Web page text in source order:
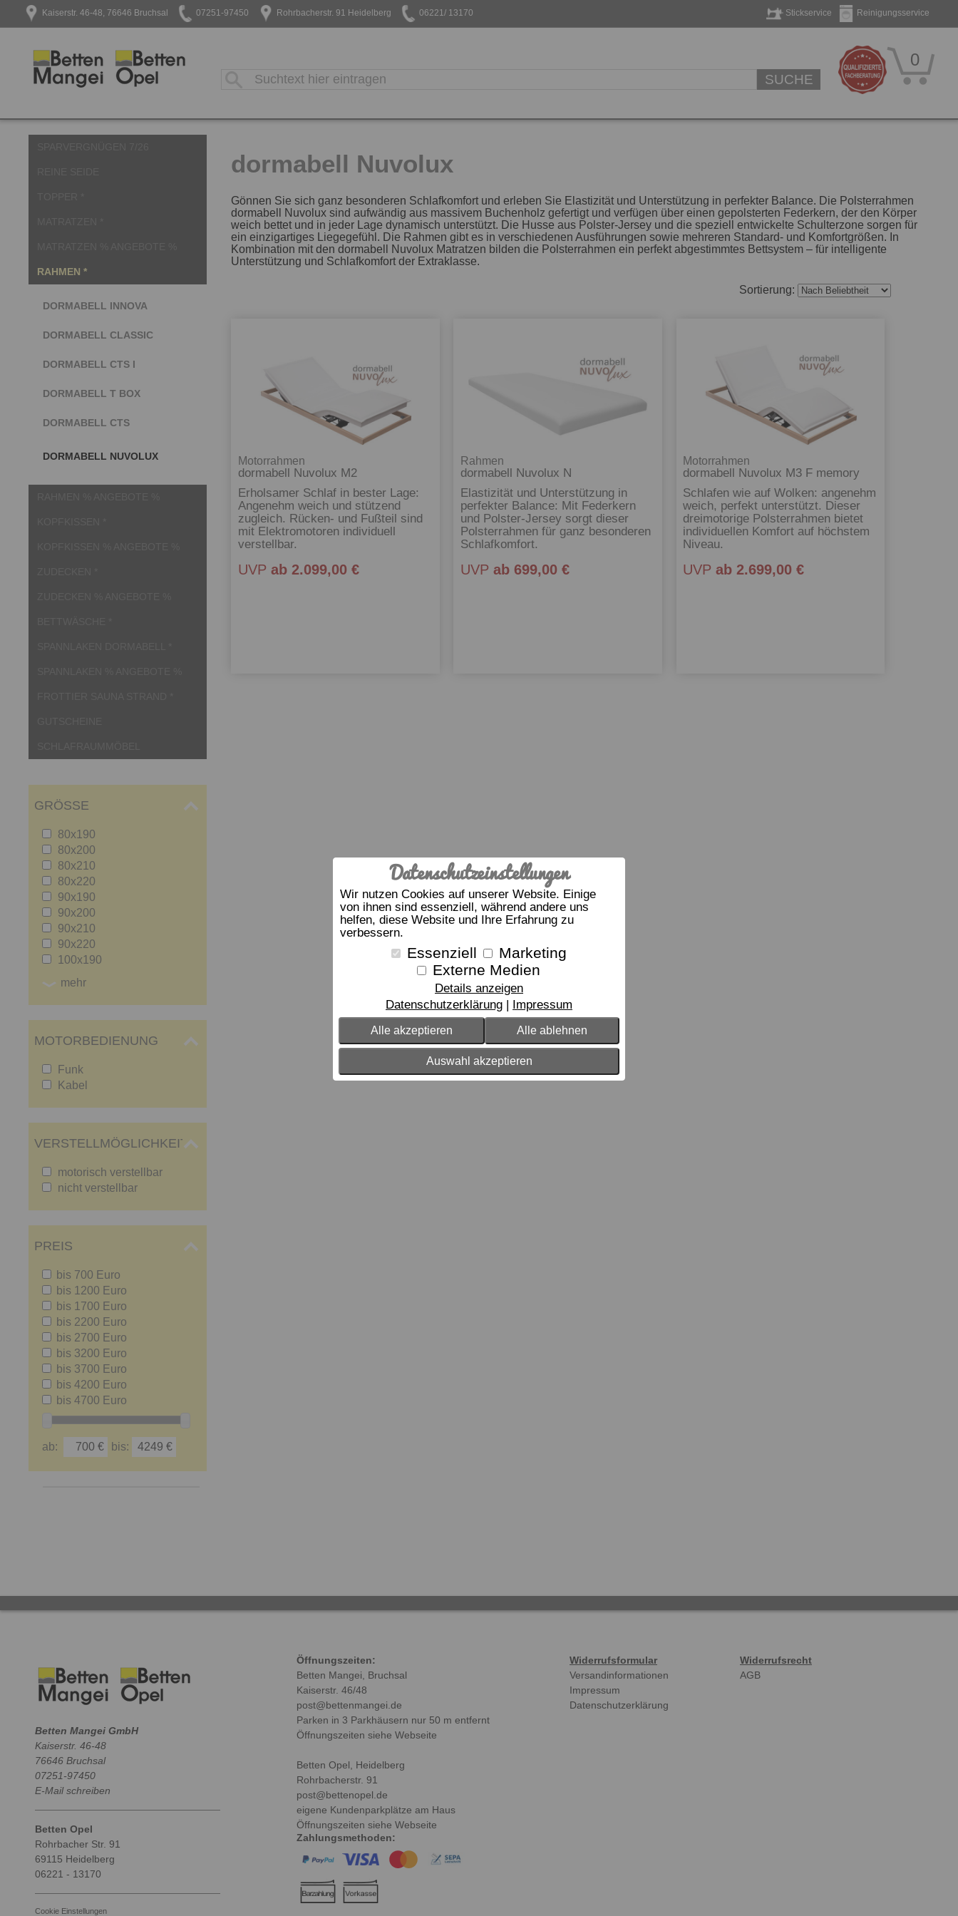
Datenschutzeinstellungen
Wir nutzen Cookies auf unserer Website. Einige
von ihnen sind essenziell, während andere uns
helfen, diese Website und Ihre Erfahrung zu
verbessern.
Essenziell
Marketing
Externe Medien
Details anzeigen
Datenschutzerklärung
Impressum
Alle akzeptieren Alle ablehnen
Auswahl akzeptieren
Kaiserstr. 46-48, 76646 Bruchsal 07251-97450 Rohrbacherstr. 91 Heidelberg 06221/ 13170 Reinigungsservice
Stickservice
SUCHE
0
RAHMEN *
DORMABELL INNOVA
DORMABELL CLASSIC
DORMABELL CTS I
DORMABELL T BOX
DORMABELL CTS
DORMABELL NUVOLUX
GRÖSSE
80x190
80x200
80x210
80x220
90x190
90x200
90x210
90x220
100x190
mehr
MOTORBEDIENUNG
Funk
Kabel
VERSTELLMÖGLICHKEIT
motorisch verstellbar
nicht verstellbar
PREIS
bis 700 Euro
bis 1200 Euro
bis 1700 Euro
bis 2200 Euro
bis 2700 Euro
bis 3200 Euro
bis 3700 Euro
bis 4200 Euro
bis 4700 Euro
ab: bis:
dormabell Nuvolux
Gönnen Sie sich ganz besonderen Schlafkomfort und erleben Sie Elastizität und Unterstützung in perfekter Balance. Die Polsterrahmen
dormabell Nuvolux sind aufwändig aus massivem Buchenholz gefertigt und verfügen über einen gepolsterten Federkern, der den Körper
weich bettet und in jeder Lage dynamisch unterstützt. Die Husse aus Polster-Jersey und die speziell entwickelte Schulterzone sorgen für
ein einzigartiges Liegegefühl. Die Rahmen gibt es in verschiedenen Ausführungen sowie mehreren Standard- und Komfortgrößen. In
Kombination mit den dormabell Nuvolux Matratzen bilden die Polsterrahmen ein perfekt abgestimmtes Bettsystem – für intelligente
Unterstützung und Schlafkomfort der Extraklasse.
Sortierung:
Motorrahmen
dormabell Nuvolux M2
Erholsamer Schlaf in bester Lage:
Angenehm weich und stützend
zugleich. Rücken- und Fußteil sind
mit Elektromotoren individuell
verstellbar.
UVP ab 2.099,00 €
Rahmen
dormabell Nuvolux N
Elastizität und Unterstützung in
perfekter Balance: Mit Federkern
und Polster-Jersey sorgt dieser
Polsterrahmen für ganz besonderen
Schlafkomfort.
UVP ab 699,00 €
Motorrahmen
dormabell Nuvolux M3 F memory
Schlafen wie auf Wolken: angenehm
weich, perfekt unterstützt. Dieser
dreimotorige Polsterrahmen bietet
individuellen Komfort auf höchstem
Niveau.
UVP ab 2.699,00 €
Betten Mangei GmbH
Kaiserstr. 46-48
76646 Bruchsal
07251-97450
E-Mail schreiben
Betten Opel
Rohrbacher Str. 91
69115 Heidelberg
06221 - 13170
Cookie Einstellungen
Öffnungszeiten:
Betten Mangei, Bruchsal
Kaiserstr. 46/48
post@bettenmangei.de
Parken in 3 Parkhäusern nur 50 m entfernt
Öffnungszeiten siehe Webseite
Betten Opel, Heidelberg
Rohrbacherstr. 91
post@bettenopel.de
eigene Kundenparkplätze am Haus
Öffnungszeiten siehe Webseite
Zahlungsmethoden:
Widerrufsformular
Versandinformationen
Impressum
Datenschutzerklärung
Widerrufsrecht
AGB